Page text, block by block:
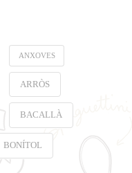
ANXOVES
ARRÒS
BACALLÀ
BONÍTOL